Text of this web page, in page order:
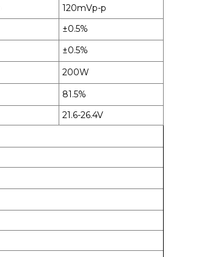
120mVp-p
±0.5%
±0.5%
200W
81.5%
21.6-26.4V